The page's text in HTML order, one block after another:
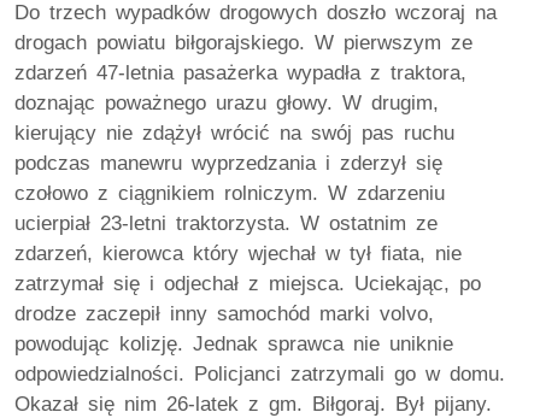
Do trzech wypadków drogowych doszło wczoraj na
drogach powiatu biłgorajskiego. W pierwszym ze
zdarzeń 47-letnia pasażerka wypadła z traktora,
doznając poważnego urazu głowy. W drugim,
kierujący nie zdążył wrócić na swój pas ruchu
podczas manewru wyprzedzania i zderzył się
czołowo z ciągnikiem rolniczym. W zdarzeniu
ucierpiał 23-letni traktorzysta. W ostatnim ze
zdarzeń, kierowca który wjechał w tył fiata, nie
zatrzymał się i odjechał z miejsca. Uciekając, po
drodze zaczepił inny samochód marki volvo,
powodując kolizję. Jednak sprawca nie uniknie
odpowiedzialności. Policjanci zatrzymali go w domu.
Okazał się nim 26-latek z gm. Biłgoraj. Był pijany.